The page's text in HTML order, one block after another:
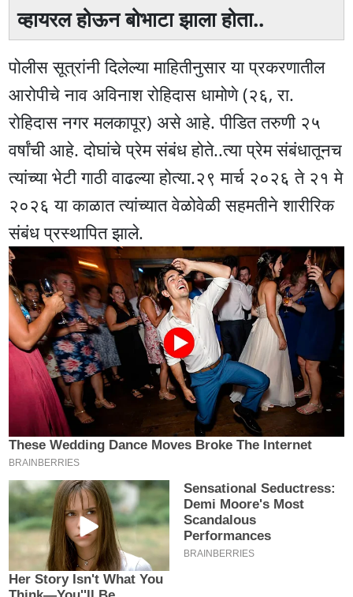
व्हायरल होऊन बोभाटा झाला होता..
पोलीस सूत्रांनी दिलेल्या माहितीनुसार या प्रकरणातील
आरोपीचे नाव अविनाश रोहिदास धामोणे (२६, रा.
रोहिदास नगर मलकापूर) असे आहे. पीडित तरुणी २५
वर्षांची आहे. दोघांचे प्रेम संबंध होते..त्या प्रेम संबंधातूनच
त्यांच्या भेटी गाठी वाढल्या होत्या.२९ मार्च २०२६ ते २१ मे
२०२६ या काळात त्यांच्यात वेळोवेळी सहमतीने शारीरिक
संबंध प्रस्थापित झाले.